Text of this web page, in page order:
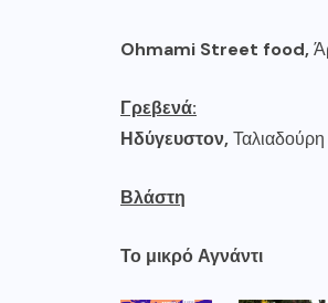
Ohmami Street food,
Γρεβενά:
Ηδύγευστον,Ταλιαδούρη
Βλάστη
Το μικρό Αγνάντι